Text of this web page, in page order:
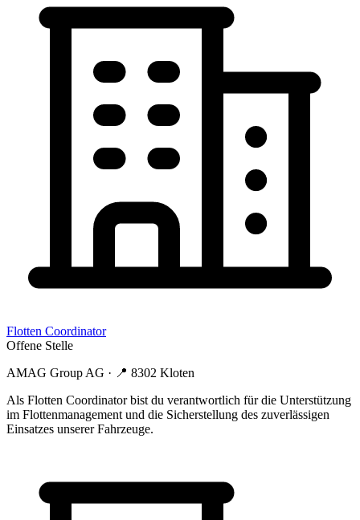
Flotten Coordinator
Offene Stelle
AMAG Group AG · 📍 8302 Kloten
Als Flotten Coordinator bist du verantwortlich für die Unterstützung
im Flottenmanagement und die Sicherstellung des zuverlässigen
Einsatzes unserer Fahrzeuge.